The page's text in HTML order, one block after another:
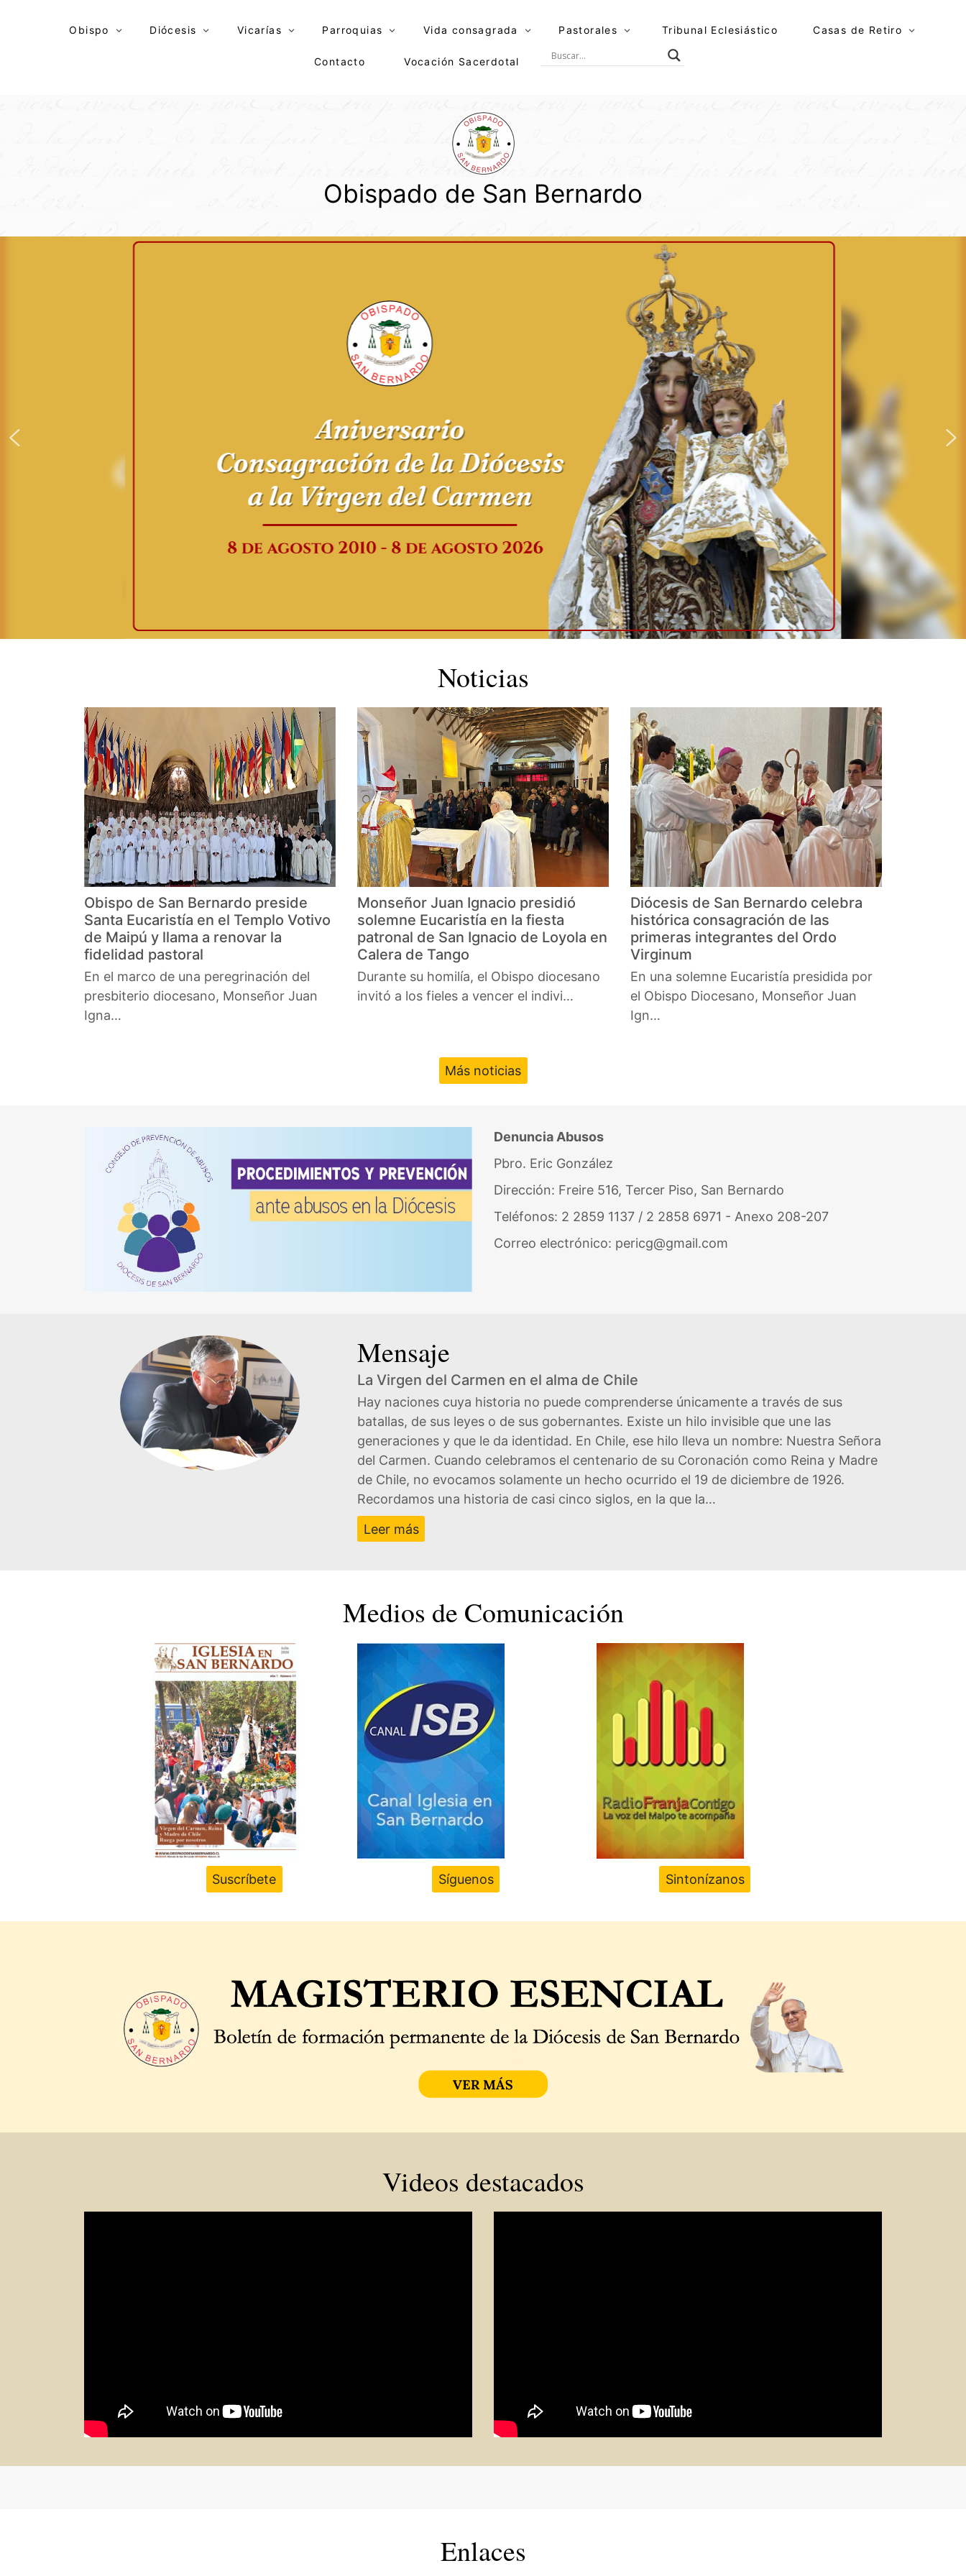
Obispo Diócesis Vicarías Parroquias Vida consagrada Pastorales Tribunal Eclesiástico Casas de Retiro
Contacto Vocación Sacerdotal
Obispado de San Bernardo
Noticias
Obispo de San Bernardo preside
Santa Eucaristía en el Templo Votivo
de Maipú y llama a renovar la
fidelidad pastoral
En el marco de una peregrinación del
presbiterio diocesano, Monseñor Juan
Igna…
Monseñor Juan Ignacio presidió
solemne Eucaristía en la fiesta
patronal de San Ignacio de Loyola en
Calera de Tango
Durante su homilía, el Obispo diocesano
invitó a los fieles a vencer el indivi…
Diócesis de San Bernardo celebra
histórica consagración de las
primeras integrantes del Ordo
Virginum
En una solemne Eucaristía presidida por
el Obispo Diocesano, Monseñor Juan
Ign…
Más noticias
Denuncia Abusos
Pbro. Eric González
Dirección: Freire 516, Tercer Piso, San Bernardo
Teléfonos: 2 2859 1137 / 2 2858 6971 - Anexo 208-207
Correo electrónico: pericg@gmail.com
Mensaje
La Virgen del Carmen en el alma de Chile
Hay naciones cuya historia no puede comprenderse únicamente a través de sus
batallas, de sus leyes o de sus gobernantes. Existe un hilo invisible que une las
generaciones y que le da identidad. En Chile, ese hilo lleva un nombre: Nuestra Señora
del Carmen. Cuando celebramos el centenario de su Coronación como Reina y Madre
de Chile, no evocamos solamente un hecho ocurrido el 19 de diciembre de 1926.
Recordamos una historia de casi cinco siglos, en la que la…
Leer más
Medios de Comunicación
Suscríbete Síguenos Sintonízanos
Videos destacados
Enlaces